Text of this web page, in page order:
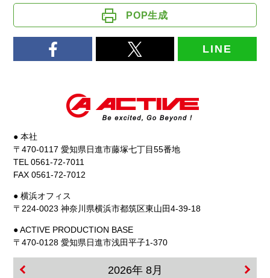
POP生成
LINE
● 本社
〒470-0117 愛知県日進市藤塚七丁目55番地
TEL 0561-72-7011
FAX 0561-72-7012
● 横浜オフィス
〒224-0023 神奈川県横浜市都筑区東山田4-39-18
● ACTIVE PRODUCTION BASE
〒470-0128 愛知県日進市浅田平子1-370
2026年 8月